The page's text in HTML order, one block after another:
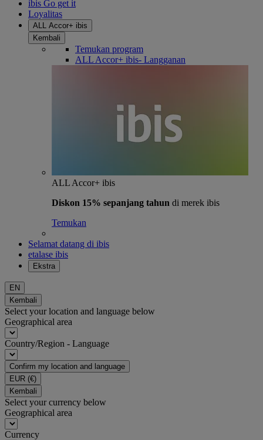
ibis Go get it
Loyalitas
ALL Accor+ ibis
Kembali
Temukan program
ALL Accor+ ibis- Langganan
ALL Accor+ ibis
Diskon 15% sepanjang tahun di merek ibis
Temukan
Selamat datang di ibis
etalase ibis
Ekstra
EN
Kembali
Select your location and language below
Geographical area
Country/Region - Language
Confirm my location and language
EUR (€)
Kembali
Select your currency below
Geographical area
Currency